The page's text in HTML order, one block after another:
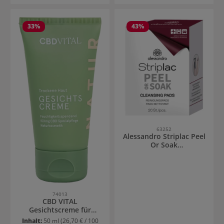
33%
74013
CBD VITAL
Gesichtscreme für
trockene Haut
Inhalt: 50 ml (26,70 € / 100
43%
63252
Alessandro Striplac Peel
Or Soak